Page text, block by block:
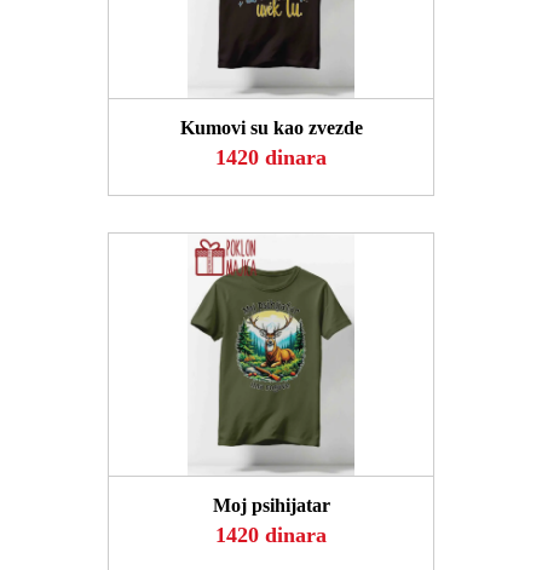
POGLEDAJ
Kumovi su kao zvezde
1420 dinara
POGLEDAJ
Moj psihijatar
1420 dinara